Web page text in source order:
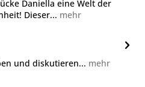
Daniella eine Welt der
Dieser... mehr
und diskutieren... mehr